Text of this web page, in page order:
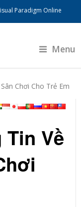
Paradigm Online
Menu
Chơi Cho Trẻ Em
Về